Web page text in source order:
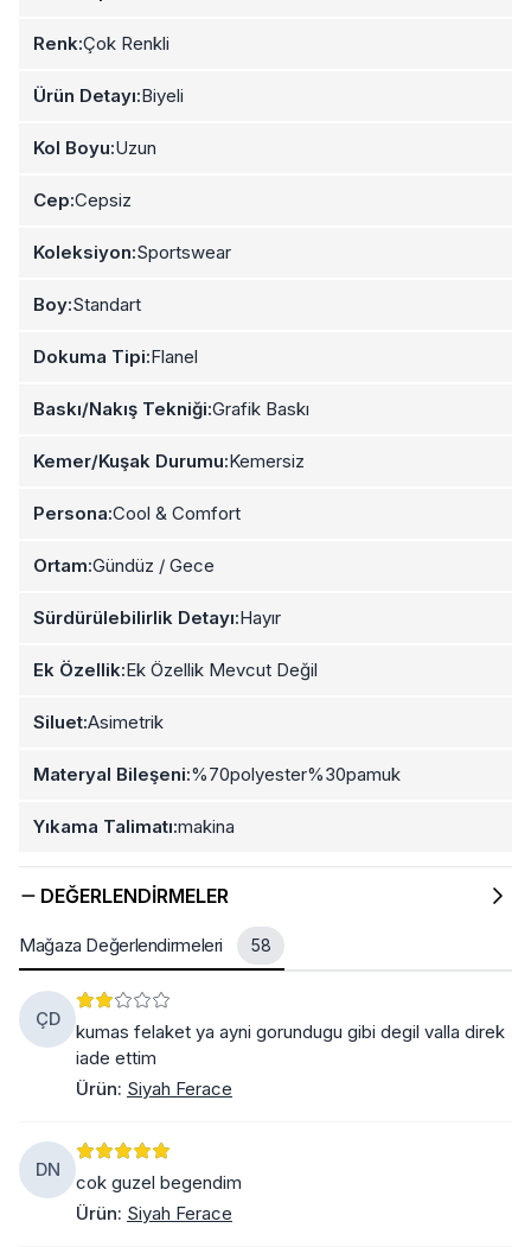
Renk:Çok Renkli
Ürün Detayı:Biyeli
Kol Boyu:Uzun
Cep:Cepsiz
Koleksiyon:Sportswear
Boy:Standart
Dokuma Tipi:Flanel
Baskı/Nakış Tekniği:Grafik Baskı
Kemer/Kuşak Durumu:Kemersiz
Persona:Cool & Comfort
Ortam:Gündüz / Gece
Sürdürülebilirlik Detayı:Hayır
Ek Özellik:Ek Özellik Mevcut Değil
Siluet:Asimetrik
Materyal Bileşeni:%70polyester%30pamuk
Yıkama Talimatı:makina
DEĞERLENDIRMELER
Mağaza Değerlendirmeleri 58
ÇD
kumas felaket ya ayni gorundugu gibi degil valla direk
iade ettim
Ürün: Siyah Ferace
DN
cok guzel begendim
Ürün: Siyah Ferace